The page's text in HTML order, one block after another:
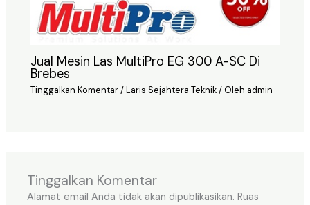
Jual Mesin Las MultiPro EG 300 A-SC Di
Brebes
Tinggalkan Komentar/Laris Sejahtera Teknik/ Oleh admin
Tinggalkan Komentar
Alamat email Anda tidak akan dipublikasikan. Ruas